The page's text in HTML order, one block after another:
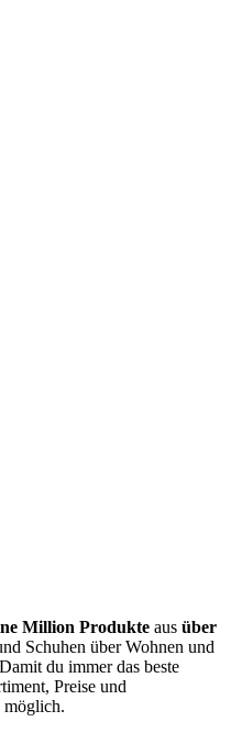
Million Produkte aus über
Schuhen über Wohnen und
du immer das beste
Preise und
möglich.